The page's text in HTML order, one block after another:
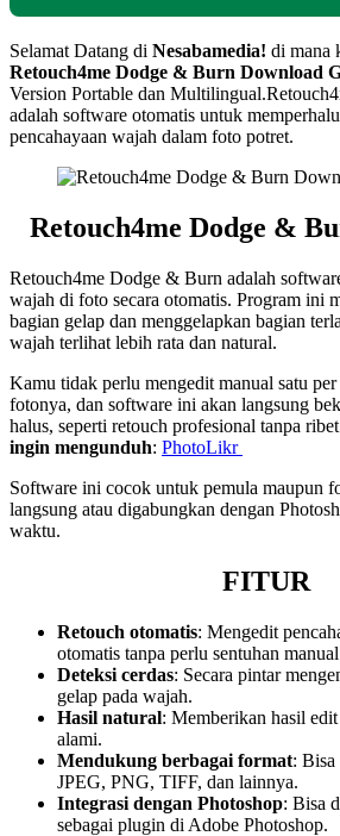
Selamat Datang di Nesabamedia! di mana
Retouch4me Dodge & Burn Download
Version Portable dan
adalah software otomatis untuk
pencahayaan wajah dalam foto potret.
Retouch4me Dodge &
Retouch4me Dodge & Burn adalah
wajah di foto secara otomatis. Program ini
bagian gelap dan menggelapkan bagian
wajah terlihat lebih rata dan natural.
Kamu tidak perlu mengedit manual satu
fotonya, dan software ini akan langsung
halus, seperti retouch profesional tanpa
ingin mengunduh: PhotoLikr
Software ini cocok untuk pemula maupun
langsung atau digabungkan dengan
waktu.
FITUR
Retouch otomatis: Mengedit
otomatis tanpa perlu sentuhan
Deteksi cerdas: Secara pintar
gelap pada wajah.
Hasil natural: Memberikan hasil
alami.
Mendukung berbagai format:
JPEG, PNG, TIFF, dan lainnya.
Integrasi dengan Photoshop: Bisa
sebagai plugin di Adobe Photoshop.